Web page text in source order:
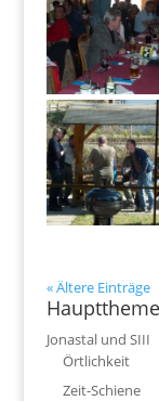
« Ältere Einträge
Jonastal und SIII
Örtlichkeit
Zeit-Schiene